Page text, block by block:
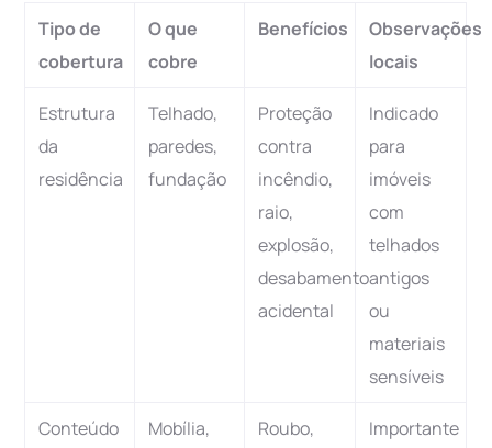
Tipo de
cobertura
O que
cobre
Benefícios
Observações
locais
Estrutura
da
residência
Telhado,
paredes,
fundação
Proteção
contra
incêndio,
raio,
explosão,
desabamento
acidental
Indicado
para
imóveis
com
telhados
antigos
ou
materiais
sensíveis
Conteúdo
Mobília,
Roubo,
Importante